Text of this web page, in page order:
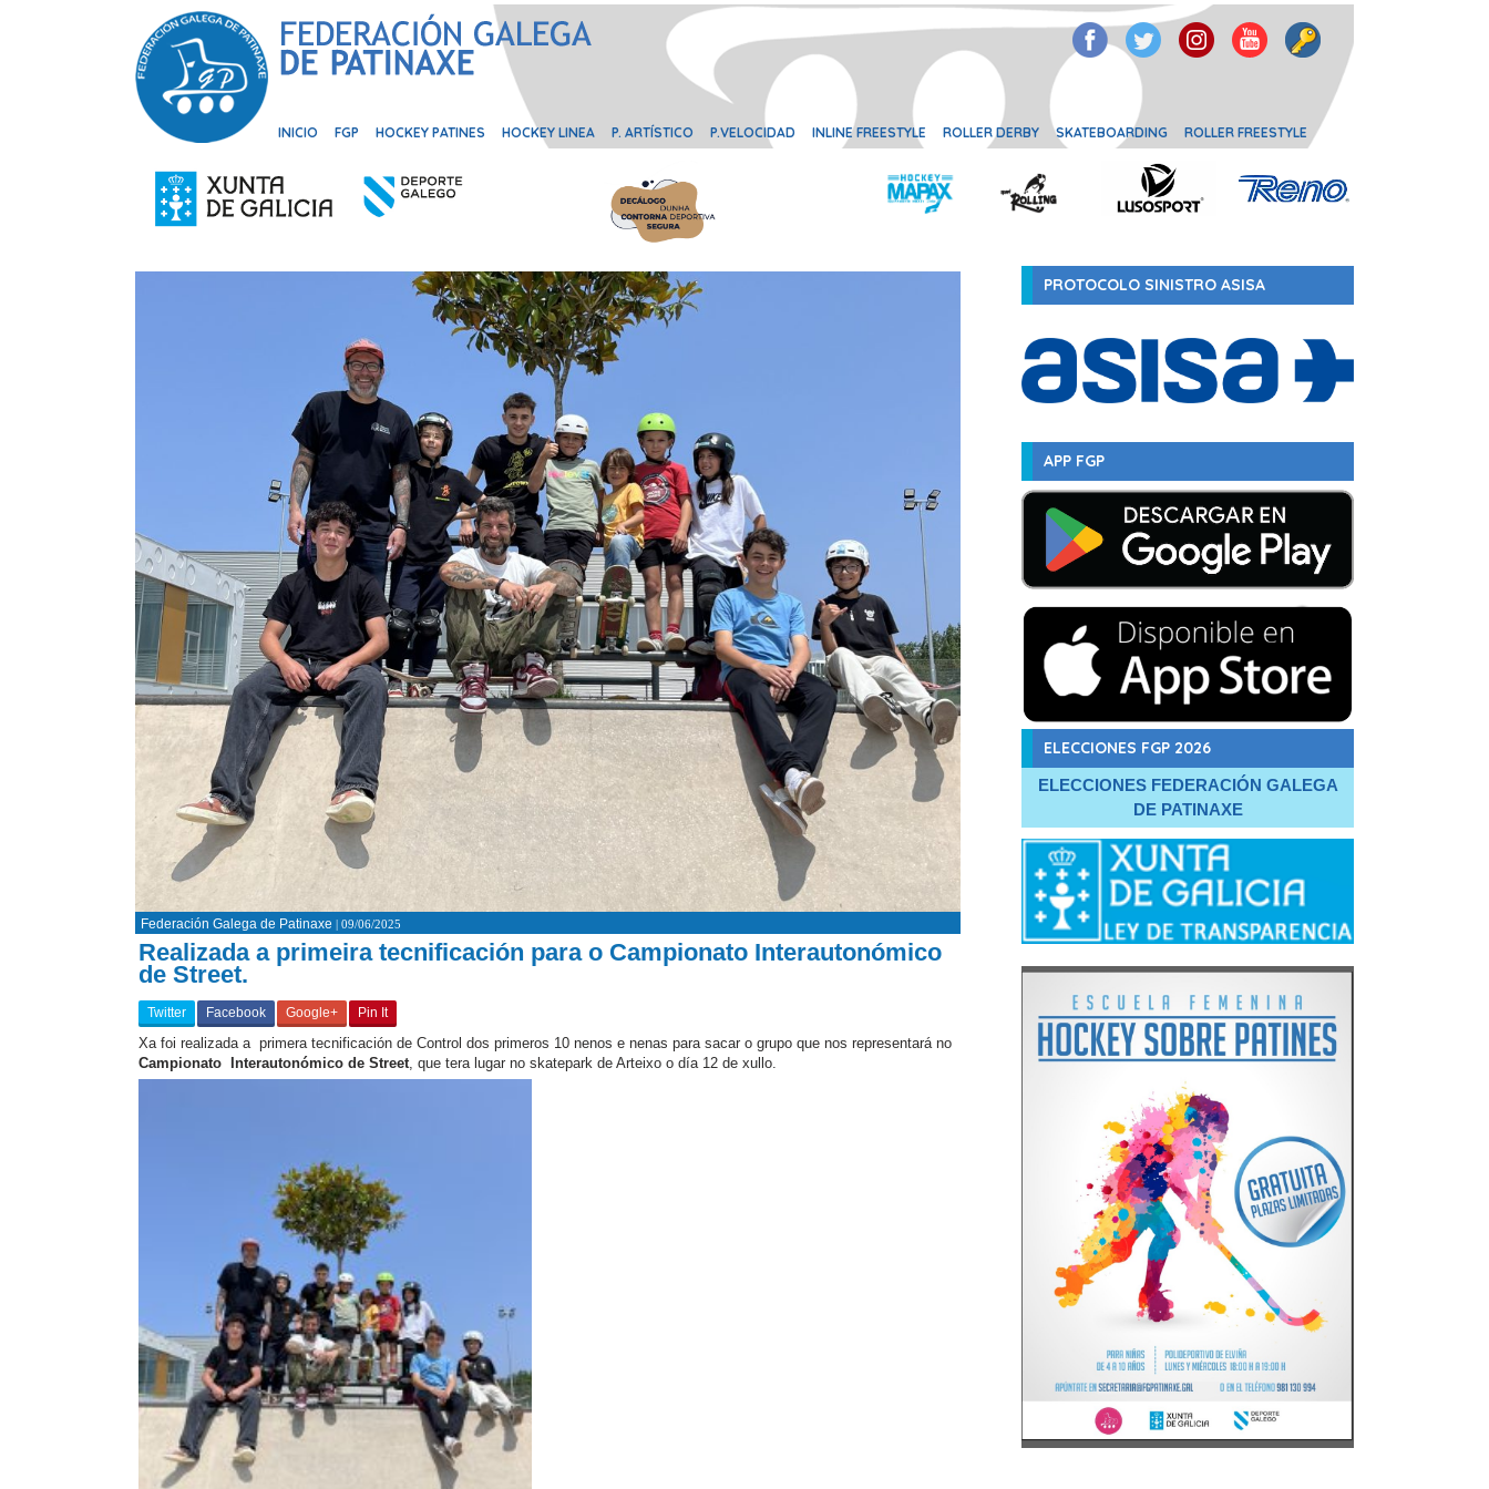
INICIO FGP HOCKEY PATINES HOCKEY LINEA P. ARTÍSTICO P.VELOCIDAD INLINE FREESTYLE ROLLER DERBY SKATEBOARDING ROLLER FREESTYLE
PROTOCOLO SINISTRO ASISA
APP FGP
ELECCIONES FGP 2026
ELECCIONES FEDERACIÓN GALEGA
DE PATINAXE
Federación Galega de Patinaxe | 09/06/2025
Realizada a primeira tecnificación para o Campionato Interautonómico
de Street.
Twitter Facebook Google+ Pin It
Xa foi realizada a primera tecnificación de Control dos primeros 10 nenos e nenas para sacar o grupo que nos representará no
Campionato Interautonómico de Street, que tera lugar no skatepark de Arteixo o día 12 de xullo.